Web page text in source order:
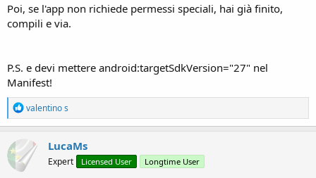
Poi, se l'app non richiede permessi speciali, hai già finito,
compili e via.
P.S. e devi mettere android:targetSdkVersion="27" nel
Manifest!
R
e
a
t
i
valentino s
LucaMs
Expert Licensed User Longtime User